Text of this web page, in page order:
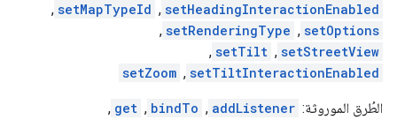
setHeadingInteractionEnabled
,
setMapTypeId
,
setOptions
,
setRenderingType
,
setStreetView
,
setTilt
,
setTiltInteractionEnabled
,
setZoom
الطُرق الموروثة: addListener
,
bindTo
,
get
,